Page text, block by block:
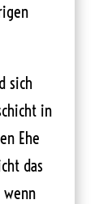
sich
in
Ehe
das